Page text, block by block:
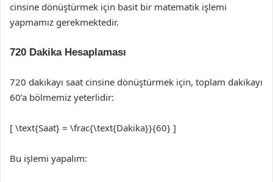
cinsine dönüştürmek için basit bir matematik işlemi
yapmamız gerekmektedir.
720 Dakika Hesaplaması
720 dakikayı saat cinsine dönüştürmek için, toplam dakikayı
60’a bölmemiz yeterlidir:
[ \text{Saat} = \frac{\text{Dakika}}{60} ]
Bu işlemi yapalım: